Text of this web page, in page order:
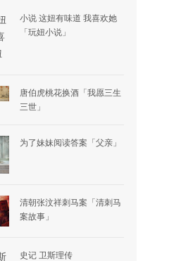
小说 这妞有味道 我喜欢她
「玩妞小说」
唐伯虎桃花换酒「我愿三生
三世」
为了妹妹阅读答案「父亲」
清朝张汶祥刺马案「清刺马
案故事」
史记 卫斯理传